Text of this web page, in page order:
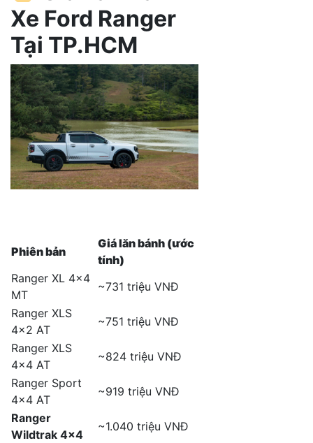
Xe Ford Ranger
Tại TP.HCM
Phiên bản
Giá lăn bánh (ước
tính)
Ranger XL 4×4
MT
~731 triệu VNĐ
Ranger XLS
4×2 AT
~751 triệu VNĐ
Ranger XLS
4×4 AT
~824 triệu VNĐ
Ranger Sport
4×4 AT
~919 triệu VNĐ
Ranger
Wildtrak 4×4
~1.040 triệu VNĐ